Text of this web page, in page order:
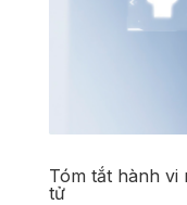
Tóm tắt hành vi
tử